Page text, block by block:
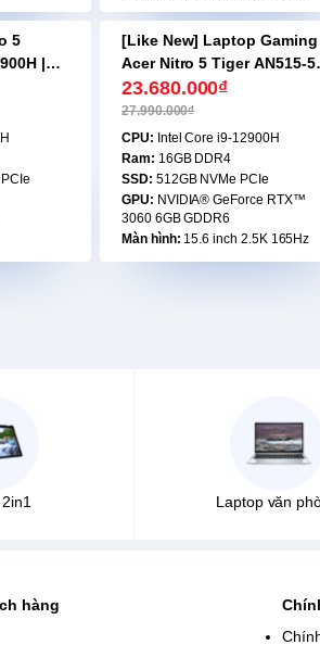
5
|
|
-16%
[Like New] Laptop Gaming
Acer Nitro 5 Tiger AN515-
Core i9-12900H | 16GB |
512GB | RTX 3060 | 15.6
2.5K Led RGB
23.680.000₫
27.990.000₫
CPU: Intel Core i9-12900H
Ram: 16GB DDR4
SSD: 512GB NVMe PCIe
GPU: NVIDIA® GeForce RTX™
3060 6GB GDDR6
Màn hình: 15.6 inch 2.5K 165Hz
Laptop văn
hàng